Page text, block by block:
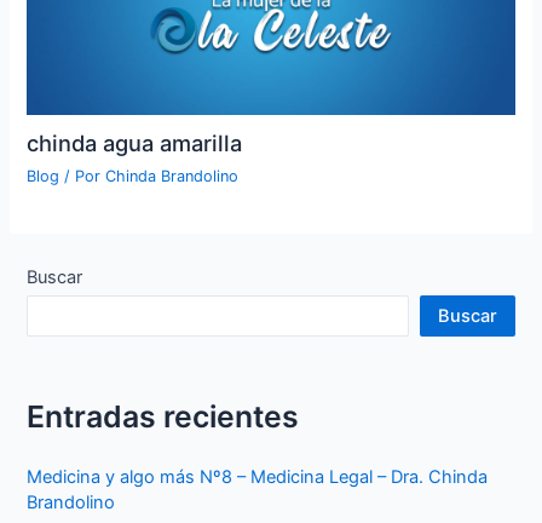
chinda agua amarilla
Blog / PorChinda Brandolino
Buscar
Buscar
Entradas recientes
Medicina y algo más Nº8 – Medicina Legal – Dra. Chinda
Brandolino